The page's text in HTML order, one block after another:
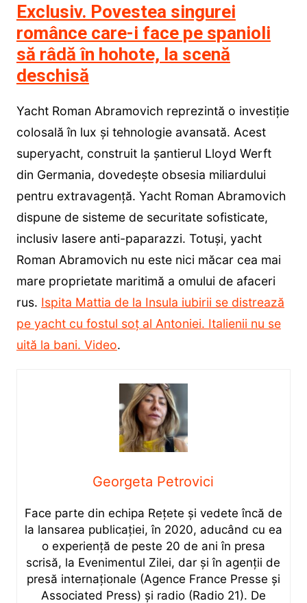
Exclusiv. Povestea singurei
românce care-i face pe spanioli
să râdă în hohote, la scenă
deschisă
Yacht Roman Abramovich reprezintă o investiție
colosală în lux și tehnologie avansată. Acest
superyacht, construit la șantierul Lloyd Werft
din Germania, dovedește obsesia miliardului
pentru extravagență. Yacht Roman Abramovich
dispune de sisteme de securitate sofisticate,
inclusiv lasere anti-paparazzi. Totuși, yacht
Roman Abramovich nu este nici măcar cea mai
mare proprietate maritimă a omului de afaceri
rus. Ispita Mattia de la Insula iubirii se distrează
pe yacht cu fostul soț al Antoniei. Italienii nu se
uită la bani. Video.
Georgeta Petrovici
Face parte din echipa Rețete și vedete încă de
la lansarea publicației, în 2020, aducând cu ea
o experiență de peste 20 de ani în presa
scrisă, la Evenimentul Zilei, dar și în agenții de
presă internaționale (Agence France Presse și
Associated Press) și radio (Radio 21). De